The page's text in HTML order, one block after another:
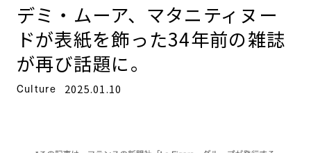
デミ・ムーア、マタニティヌー
ドが表紙を飾った34年前の雑誌
が再び話題に。
Culture 2025.01.10